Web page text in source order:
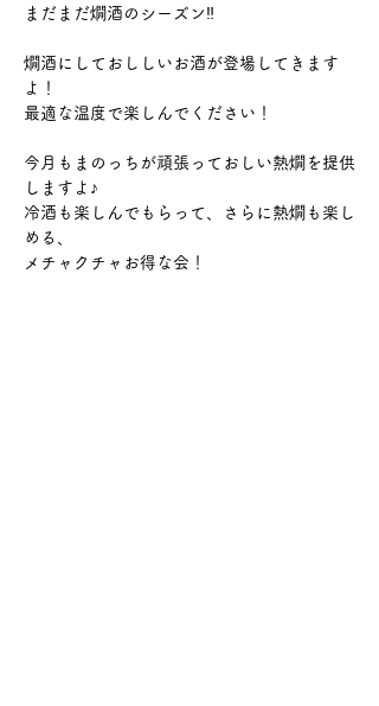
まだまだ燗酒のシーズン‼️
燗酒にしておししいお酒が登場してきます
よ！
最適な温度で楽しんでください！
今月もまのっちが頑張っておしい熱燗を提供
しますよ♪
冷酒も楽しんでもらって、さらに熱燗も楽し
める、
メチャクチャお得な会！